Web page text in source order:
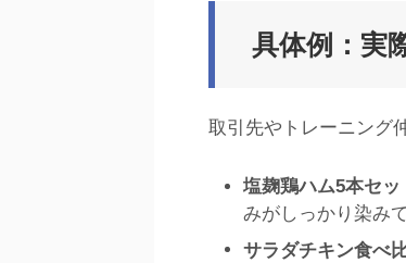
具体例：実
取引先やトレーニング
塩麹鶏ハム5本セッ
みがしっかり染み
サラダチキン食べ